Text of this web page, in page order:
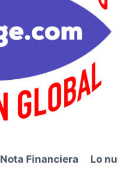
Nota Financiera Lo